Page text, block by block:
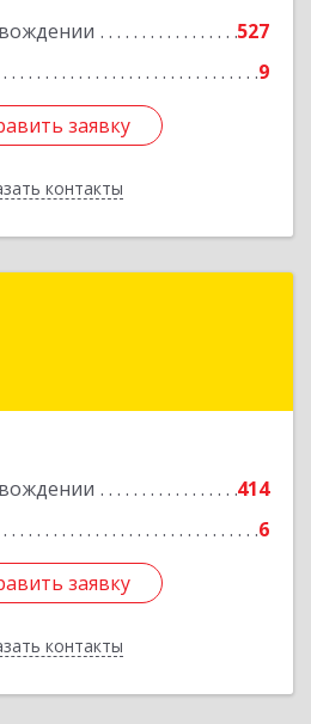
527
9
заявку
контакты
заявку
Назад
414
6
заявку
контакты
Респ, Горно-Алтайск г,
заявку
Назад